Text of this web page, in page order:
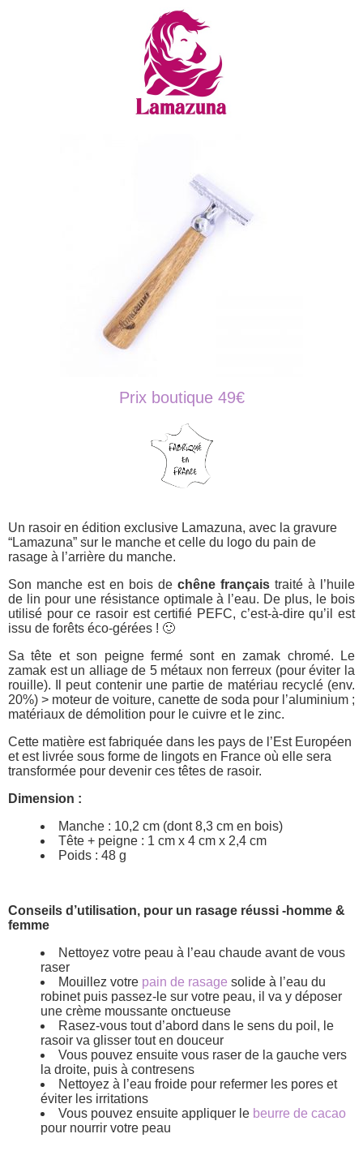
Prix boutique 49€
Un rasoir en édition exclusive Lamazuna, avec la gravure
“Lamazuna” sur le manche et celle du logo du pain de
rasage à l’arrière du manche.
Son manche est en bois de chêne français traité à l’huile
de lin pour une résistance optimale à l’eau. De plus, le bois
utilisé pour ce rasoir est certifié PEFC, c’est-à-dire qu’il est
issu de forêts éco-gérées ! 🙂
Sa tête et son peigne fermé sont en zamak chromé. Le
zamak est un alliage de 5 métaux non ferreux (pour éviter la
rouille). Il peut contenir une partie de matériau recyclé (env.
20%) > moteur de voiture, canette de soda pour l’aluminium ;
matériaux de démolition pour le cuivre et le zinc.
Cette matière est fabriquée dans les pays de l’Est Européen
et est livrée sous forme de lingots en France où elle sera
transformée pour devenir ces têtes de rasoir.
Dimension :
Manche : 10,2 cm (dont 8,3 cm en bois)
Tête + peigne : 1 cm x 4 cm x 2,4 cm
Poids : 48 g
Conseils d’utilisation, pour un rasage réussi -homme &
femme
Nettoyez votre peau à l’eau chaude avant de vous
raser
Mouillez votre pain de rasage solide à l’eau du
robinet puis passez-le sur votre peau, il va y déposer
une crème moussante onctueuse
Rasez-vous tout d’abord dans le sens du poil, le
rasoir va glisser tout en douceur
Vous pouvez ensuite vous raser de la gauche vers
la droite, puis à contresens
Nettoyez à l’eau froide pour refermer les pores et
éviter les irritations
Vous pouvez ensuite appliquer le beurre de cacao
pour nourrir votre peau